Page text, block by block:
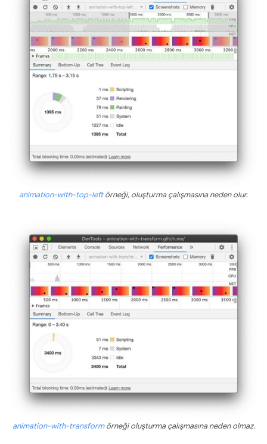
animation-with-top-leftörneği, oluşturma çalışmasına neden olur.
animation-with-transformörneği oluşturma çalışmasına neden olmaz.